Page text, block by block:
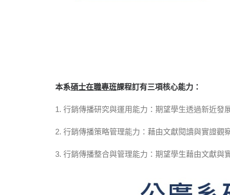
本系碩士在職專班課程訂有三項核心能力：
1. 行銷傳播研究與運用能力：期望學生透過新近發
2. 行銷傳播策略管理能力：藉由文獻閱讀與實證觀
3. 行銷傳播整合與管理能力：期望學生藉由文獻與